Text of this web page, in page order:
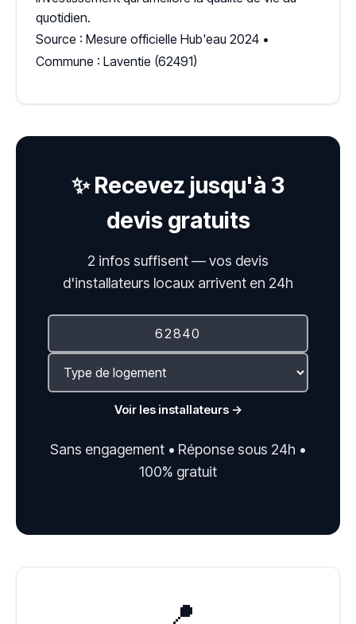
quotidien.
Source : Mesure officielle Hub'eau 2024 •
Commune : Laventie (62491)
✨ Recevez jusqu'à 3
devis gratuits
2 infos suffisent — vos devis
d'installateurs locaux arrivent en 24h
Voir les installateurs →
Sans engagement • Réponse sous 24h •
100% gratuit